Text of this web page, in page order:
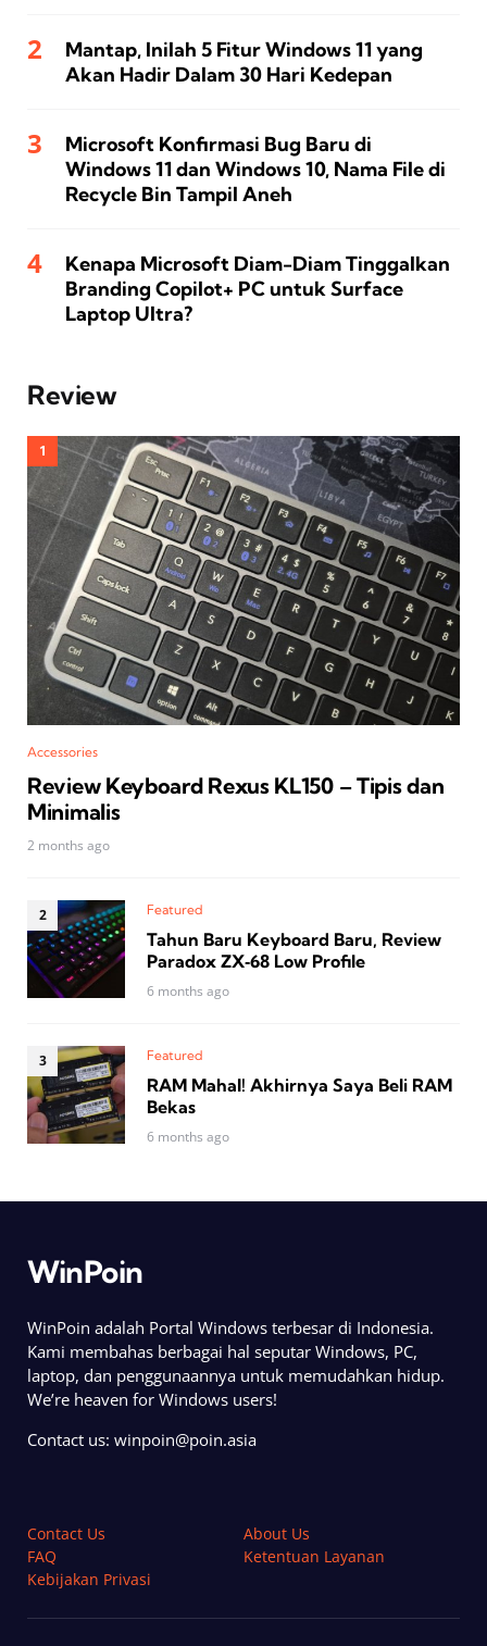
Mantap, Inilah 5 Fitur Windows 11 yang
Akan Hadir Dalam 30 Hari Kedepan
Microsoft Konfirmasi Bug Baru di
Windows 11 dan Windows 10, Nama File di
Recycle Bin Tampil Aneh
Kenapa Microsoft Diam-Diam Tinggalkan
Branding Copilot+ PC untuk Surface
Laptop Ultra?
Review
Accessories
Review Keyboard Rexus KL150 – Tipis dan
Minimalis
2 months ago
Featured
Tahun Baru Keyboard Baru, Review
Paradox ZX‑68 Low Profile
6 months ago
Featured
RAM Mahal! Akhirnya Saya Beli RAM
Bekas
6 months ago
WinPoin
WinPoin adalah Portal Windows terbesar di Indonesia.
Kami membahas berbagai hal seputar Windows, PC,
laptop, dan penggunaannya untuk memudahkan hidup.
We’re heaven for Windows users!
Contact us: winpoin@poin.asia
Contact Us
About Us
FAQ
Ketentuan Layanan
Kebijakan Privasi